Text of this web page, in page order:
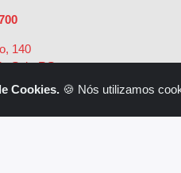
140
Sul - RS -
Cookies. 🍪 Nós utilizamos